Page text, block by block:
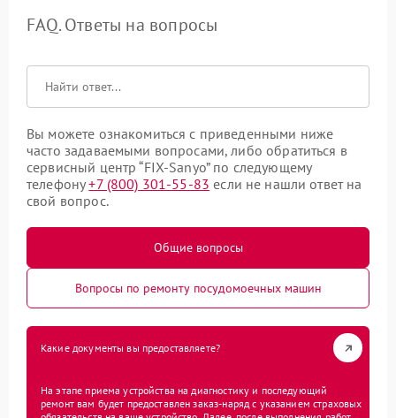
FAQ. Ответы на вопросы
Вы можете ознакомиться с приведенными ниже
часто задаваемыми вопросами, либо обратиться в
сервисный центр “FIX-Sanyo” по следующему
телефону+7 (800) 301-55-83 если не нашли ответ на
свой вопрос.
Общие вопросы
Вопросы по ремонту посудомоечных машин
Какие документы вы предоставляете?
На этапе приема устройства на диагностику и последующий
ремонт вам будет предоставлен заказ-наряд с указанием страховых